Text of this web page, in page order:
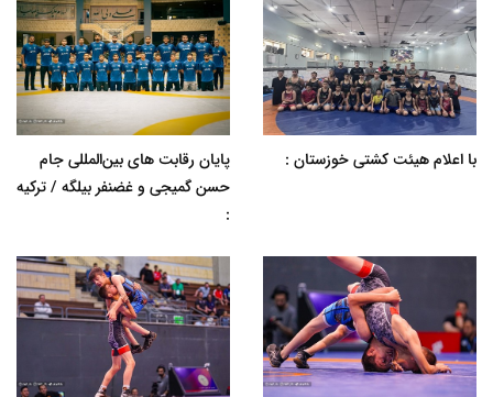
با اعلام هیئت کشتی خوزستان :
پایان رقابت های بین‌المللی جام
حسن گمیجی و غضنفر بیلگه / ترکیه
: